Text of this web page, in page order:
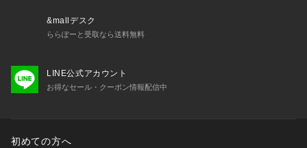
&mallデスク
ららぽーと受取なら送料無料
LINE公式アカウント
お得なセール・クーポン情報配信中
初めての方へ